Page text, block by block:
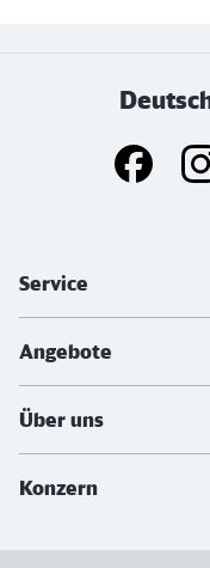
Service
Angebote
Über uns
Konzern